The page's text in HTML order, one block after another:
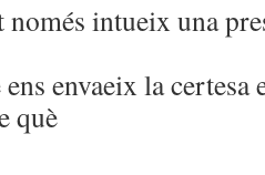
intueix una
envaeix la
què